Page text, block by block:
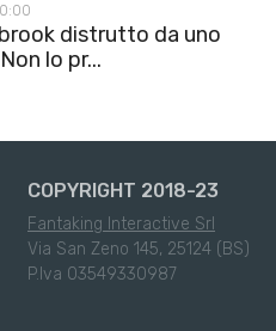
distrutto da uno
lo pr...
COPYRIGHT 2018-23
Fantaking Interactive Srl
Via San Zeno 145, 25124 (BS)
P.Iva 03549330987